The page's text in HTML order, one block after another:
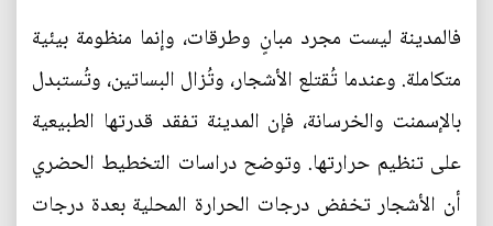
فالمدينة ليست مجرد مبانٍ وطرقات، وإنما منظومة بيئية
متكاملة. وعندما تُقتلع الأشجار، وتُزال البساتين، وتُستبدل
بالإسمنت والخرسانة، فإن المدينة تفقد قدرتها الطبيعية
على تنظيم حرارتها. وتوضح دراسات التخطيط الحضري
أن الأشجار تخفض درجات الحرارة المحلية بعدة درجات